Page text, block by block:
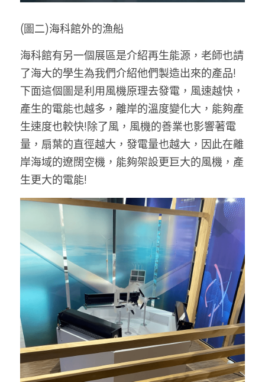
(圖二)海科館外的漁船
海科館有另一個展區是介紹再生能源，老師也請
了海大的學生為我們介紹他們製造出來的產品!
下面這個圖是利用風機原理去發電，風速越快，
產生的電能也越多，離岸的溫度變化大，能夠產
生速度也較快!除了風，風機的善業也影響著電
量，扇葉的直徑越大，發電量也越大，因此在離
岸海域的遼闊空機，能夠架設更巨大的風機，產
生更大的電能!